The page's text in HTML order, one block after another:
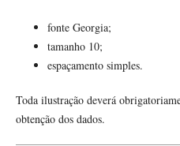
fonte Georgia;
tamanho 10;
espaçamento simples.
Toda ilustração deverá
obtenção dos dados.